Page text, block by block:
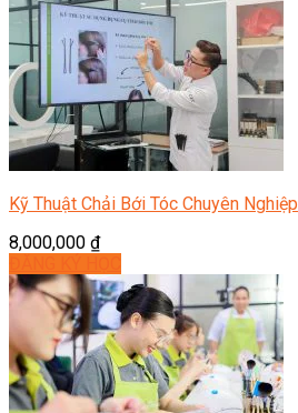
Kỹ Thuật Chải Bới Tóc Chuyên Nghiệp
8,000,000 ₫